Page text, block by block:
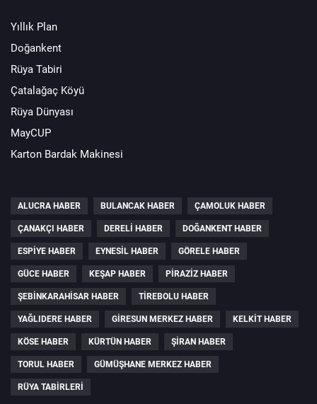
Yıllık Plan
Doğankent
Rüya Tabiri
Çatalağaç Köyü
Rüya Dünyası
MayCUP
Karton Bardak Makinesi
ALUCRA HABER BULANCAK HABER ÇAMOLUK HABER
ÇANAKÇI HABER DERELI HABER DOĞANKENT HABER
ESPIYE HABER EYNESIL HABER GÖRELE HABER
GÜCE HABER KEŞAP HABER PIRAZIZ HABER
ŞEBINKARAHISAR HABER TIREBOLU HABER
YAĞLIDERE HABER GIRESUN MERKEZ HABER KELKIT HABER
KÖSE HABER KÜRTÜN HABER ŞIRAN HABER
TORUL HABER GÜMÜŞHANE MERKEZ HABER
RÜYA TABIRLERI